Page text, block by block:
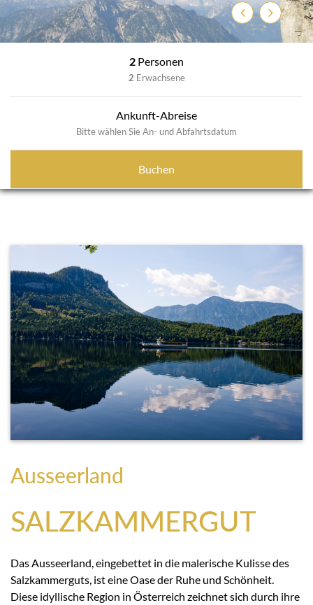
Previous
Next
2 Personen
2 Erwachsene
Ankunft-Abreise
Bitte wählen Sie An- und Abfahrtsdatum
Buchen
Ausseerland
SALZKAMMERGUT
Das Ausseerland, eingebettet in die malerische Kulisse des
Salzkammerguts, ist eine Oase der Ruhe und Schönheit.
Diese idyllische Region in Österreich zeichnet sich durch ihre